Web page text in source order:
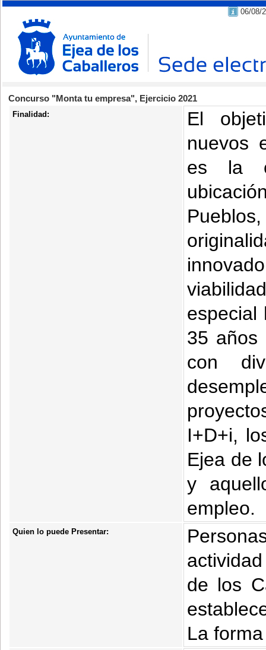
06/08/
Concurso "Monta tu empresa", Ejercicio 2021
Finalidad:
El
nuevos
es la
especial
35 años
con
I+D+i,
Ejea de
y
empleo.
Quien lo puede Presentar:
de los
La